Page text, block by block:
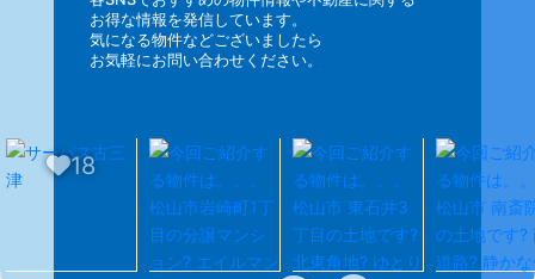
18
お得な情報を発信しています。
気になる物件などございましたら
お気軽にお問い合わせください。